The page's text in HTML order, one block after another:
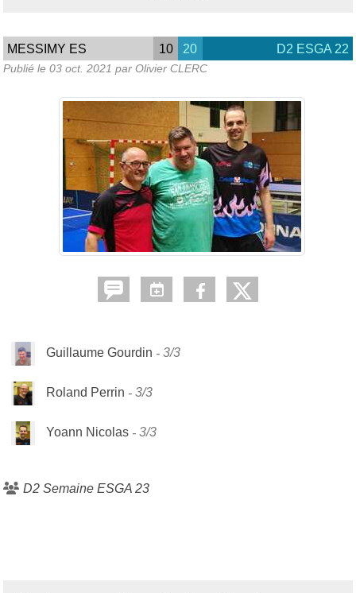
MESSIMY ES 10 20 D2 ESGA 22
Publié le 03 oct. 2021 par Olivier CLERC
Guillaume Gourdin 3/3
Roland Perrin 3/3
Yoann Nicolas 3/3
D2 Semaine ESGA 23